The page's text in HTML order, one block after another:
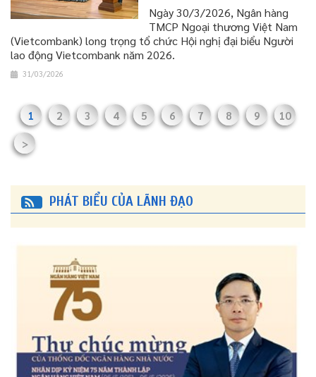
Ngày 30/3/2026, Ngân hàng
TMCP Ngoại thương Việt Nam
(Vietcombank) long trọng tổ chức Hội nghị đại biểu Người
lao động Vietcombank năm 2026.
31/03/2026
1 2 3 4 5 6 7 8 9 10
>
PHÁT BIỂU CỦA LÃNH ĐẠO